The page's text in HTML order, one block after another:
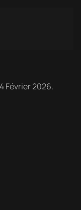
Février 2026.